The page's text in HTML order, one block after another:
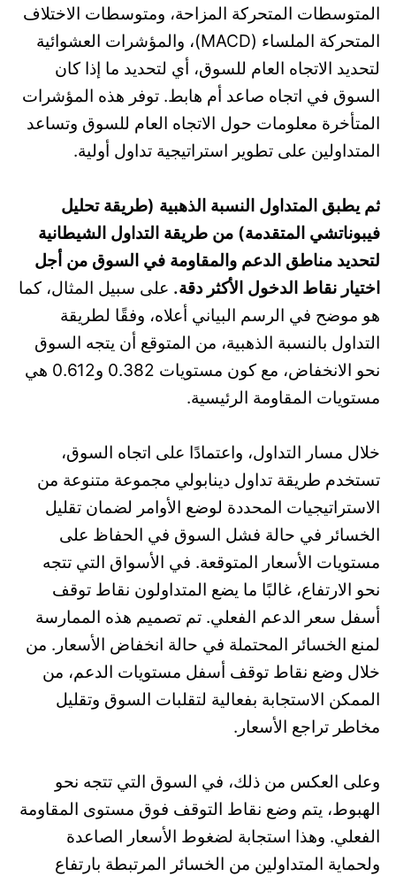
المتوسطات المتحركة المزاحة، ومتوسطات الاختلاف
المتحركة الملساء (MACD)، والمؤشرات العشوائية
لتحديد الاتجاه العام للسوق، أي لتحديد ما إذا كان
السوق في اتجاه صاعد أم هابط. توفر هذه المؤشرات
المتأخرة معلومات حول الاتجاه العام للسوق وتساعد
المتداولين على تطوير استراتيجية تداول أولية.
ثم يطبق المتداول النسبة الذهبية (طريقة تحليل
فيبوناتشي المتقدمة) من طريقة التداول الشيطانية
لتحديد مناطق الدعم والمقاومة في السوق من أجل
اختيار نقاط الدخول الأكثر دقة. على سبيل المثال، كما
هو موضح في الرسم البياني أعلاه، وفقًا لطريقة
التداول بالنسبة الذهبية، من المتوقع أن يتجه السوق
نحو الانخفاض، مع كون مستويات 0.382 و0.612 هي
مستويات المقاومة الرئيسية.
خلال مسار التداول، واعتمادًا على اتجاه السوق،
تستخدم طريقة تداول دينابولي مجموعة متنوعة من
الاستراتيجيات المحددة لوضع الأوامر لضمان تقليل
الخسائر في حالة فشل السوق في الحفاظ على
مستويات الأسعار المتوقعة. في الأسواق التي تتجه
نحو الارتفاع، غالبًا ما يضع المتداولون نقاط توقف
أسفل سعر الدعم الفعلي. تم تصميم هذه الممارسة
لمنع الخسائر المحتملة في حالة انخفاض الأسعار. من
خلال وضع نقاط توقف أسفل مستويات الدعم، من
الممكن الاستجابة بفعالية لتقلبات السوق وتقليل
مخاطر تراجع الأسعار.
وعلى العكس من ذلك، في السوق التي تتجه نحو
الهبوط، يتم وضع نقاط التوقف فوق مستوى المقاومة
الفعلي. وهذا استجابة لضغوط الأسعار الصاعدة
ولحماية المتداولين من الخسائر المرتبطة بارتفاع